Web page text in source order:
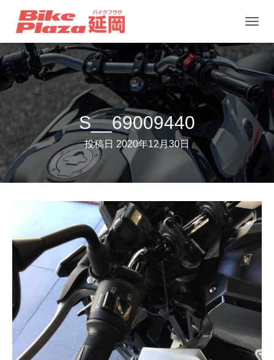
ビ
ー
シ
ョ
ン
を
り
え
S__69009440
投稿日 2020年12月30日